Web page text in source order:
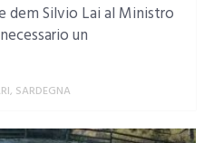
dem Silvio Lai al Ministro
un
, SARDEGNA